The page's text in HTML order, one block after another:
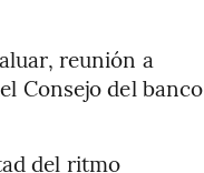
reunión a
Consejo del banco
del ritmo